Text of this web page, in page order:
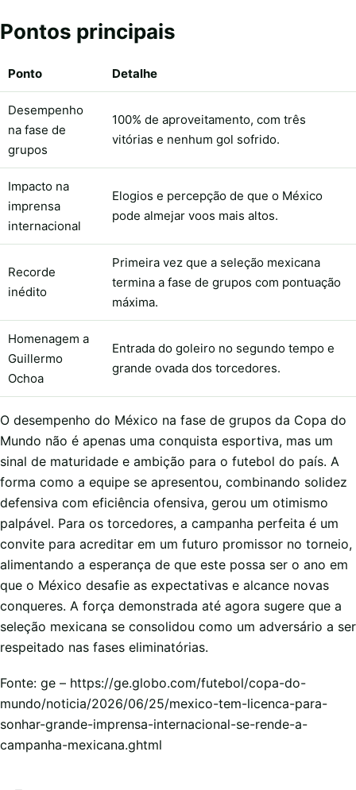
Pontos principais
Ponto Detalhe
Desempenho
na fase de
grupos
100% de aproveitamento, com três
vitórias e nenhum gol sofrido.
Impacto na
imprensa
internacional
Elogios e percepção de que o México
pode almejar voos mais altos.
Recorde
inédito
Primeira vez que a seleção mexicana
termina a fase de grupos com pontuação
máxima.
Homenagem a
Guillermo
Ochoa
Entrada do goleiro no segundo tempo e
grande ovada dos torcedores.
O desempenho do México na fase de grupos da Copa do
Mundo não é apenas uma conquista esportiva, mas um
sinal de maturidade e ambição para o futebol do país. A
forma como a equipe se apresentou, combinando solidez
defensiva com eficiência ofensiva, gerou um otimismo
palpável. Para os torcedores, a campanha perfeita é um
convite para acreditar em um futuro promissor no torneio,
alimentando a esperança de que este possa ser o ano em
que o México desafie as expectativas e alcance novas
conqueres. A força demonstrada até agora sugere que a
seleção mexicana se consolidou como um adversário a ser
respeitado nas fases eliminatórias.
Fonte: ge – https://ge.globo.com/futebol/copa-do-
mundo/noticia/2026/06/25/mexico-tem-licenca-para-
sonhar-grande-imprensa-internacional-se-rende-a-
campanha-mexicana.ghtml